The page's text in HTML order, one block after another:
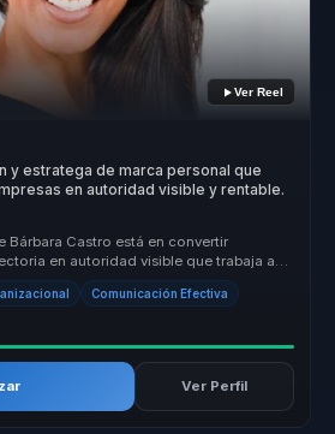
Ver Reel
y estratega de marca personal que
en autoridad visible y rentable.
Bárbara Castro está en convertir
en autoridad visible que trabaja a
Comunicación Efectiva
Ver Perfil